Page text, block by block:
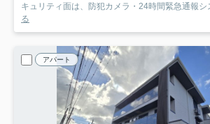
キュリティ面は、防犯カメラ・24時間緊急通報シ
る
アパート